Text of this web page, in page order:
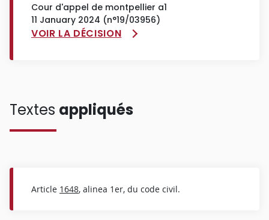
Cour d'appel de montpellier a1
11 January 2024 (n°19/03956)
VOIR LA DÉCISION
Textes appliqués
Article 1648, alinea 1er, du code civil.